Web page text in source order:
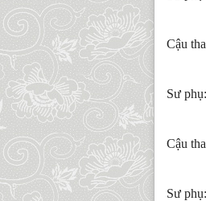
Cậu
Sư
Cậu
Sư